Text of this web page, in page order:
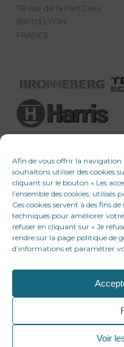
Afin de vous offrir la navigation
souhaitons utiliser des cookies
cliquant sur le bouton « Les
l’ensemble des cookies, utilisés
Ces cookies servent à des fins
techniques pour améliorer
refuser en cliquant sur « Je
rendre sur la page politique de
d’informations et paramétrer
Voir
78 rue de la Part Dieu
69003 LYON
FRANCE